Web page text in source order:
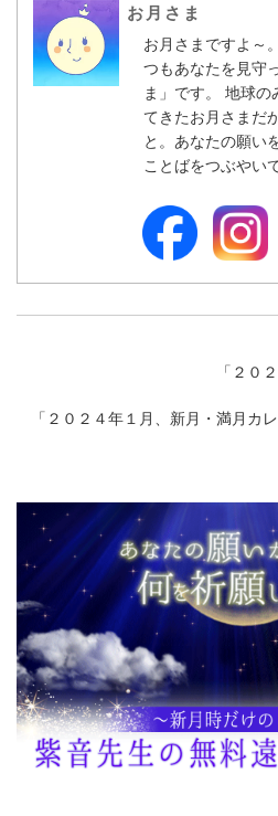
お月さま
お月さまですよ～
つもあなたを見守
ま」です。 地球の
てきたお月さまだ
と。あなたの願い
ことばをつぶやい
「 ２０
「 ２０２４年１月、新月・満月カ